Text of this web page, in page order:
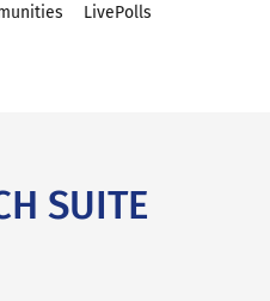
LivePolls
SUITE